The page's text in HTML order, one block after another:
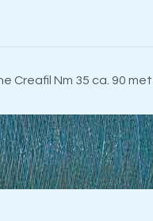
Creafil Nm 35 ca. 90